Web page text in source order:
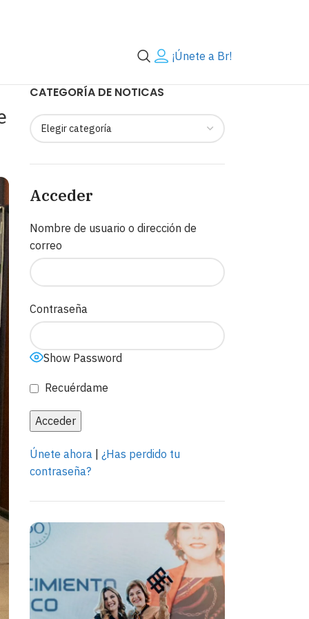
¡Únete a Br!
CATEGORÍA DE NOTICAS
Acceder
Nombre de usuario o dirección de
correo
Contraseña
Show Password
Recuérdame
Únete ahora| ¿Has perdido tu
contraseña?